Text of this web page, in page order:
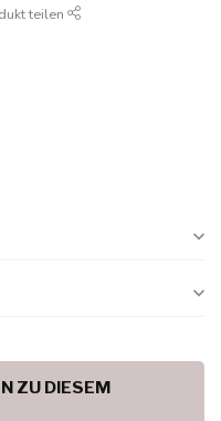
teilen
ZU DIESEM